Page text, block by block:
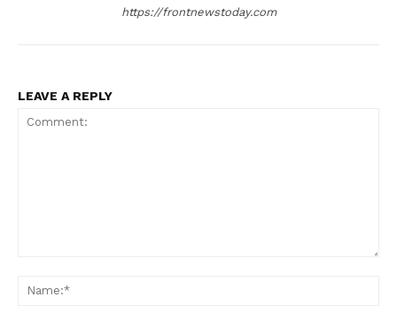
https://frontnewstoday.com
LEAVE A REPLY